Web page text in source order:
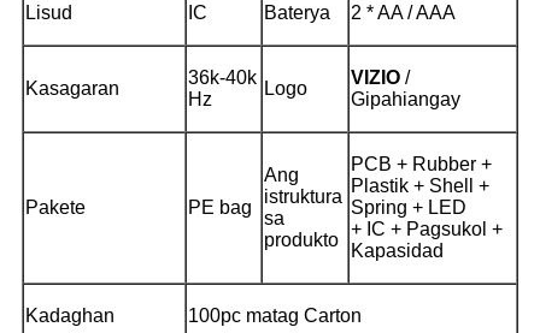
Lisud IC Baterya 2 * AA / AAA
Kasagaran
36k-40k
Hz
Logo
VIZIO /
Gipahiangay
Pakete PE bag
Ang
istruktura
sa
produkto
PCB + Rubber +
Plastik + Shell +
Spring + LED
+ IC + Pagsukol +
Kapasidad
Kadaghan 100pc matag Carton